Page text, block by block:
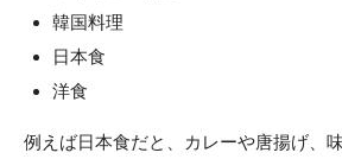
韓国料理
日本食
洋食
例えば日本食だと、カレーや唐揚げ、